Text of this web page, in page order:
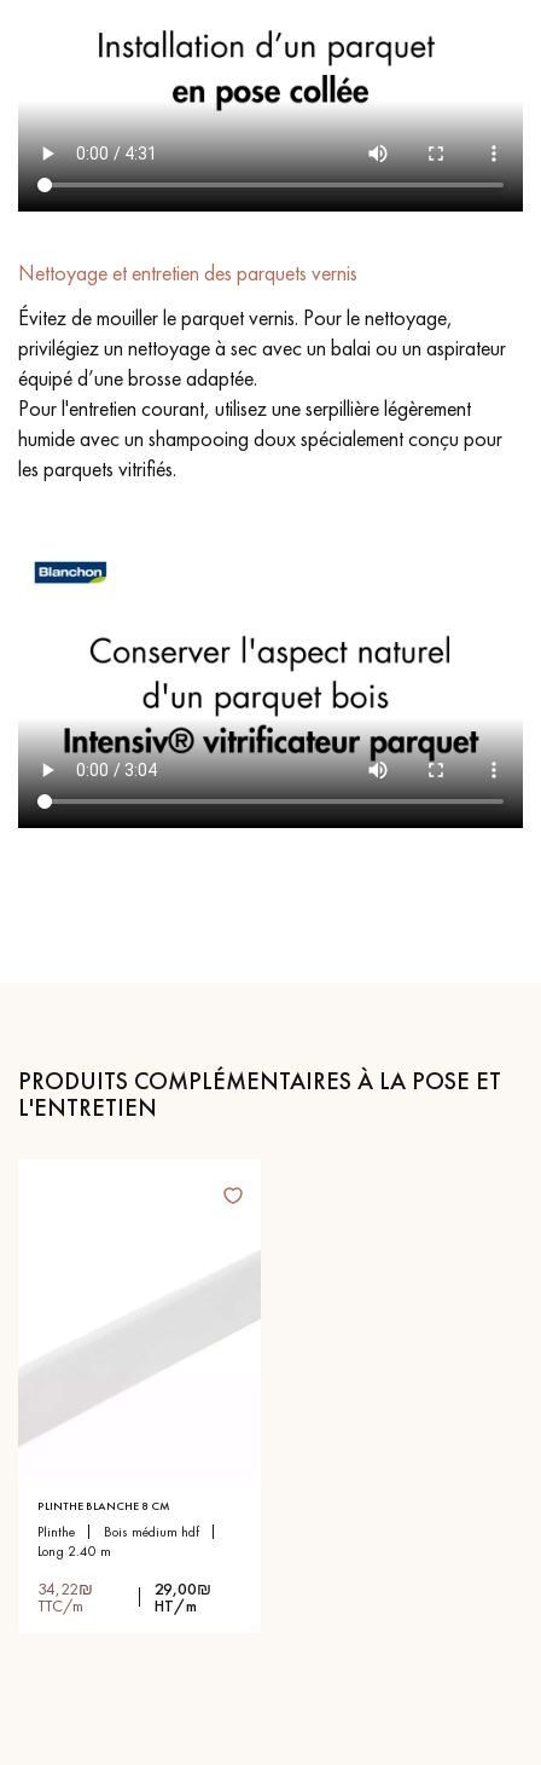
Nettoyage et entretien des parquets vernis
Évitez de mouiller le parquet vernis. Pour le nettoyage,
privilégiez un nettoyage à sec avec un balai ou un aspirateur
équipé d’une brosse adaptée.
Pour l'entretien courant, utilisez une serpillière légèrement
humide avec un shampooing doux spécialement conçu pour
les parquets vitrifiés.
PRODUITS COMPLÉMENTAIRES À LA POSE ET
L'ENTRETIEN
PLINTHE BLANCHE 8 CM
plinthe
bois médium hdf
long 2.40 m
34,22₪
TTC/m
29,00₪
HT/m